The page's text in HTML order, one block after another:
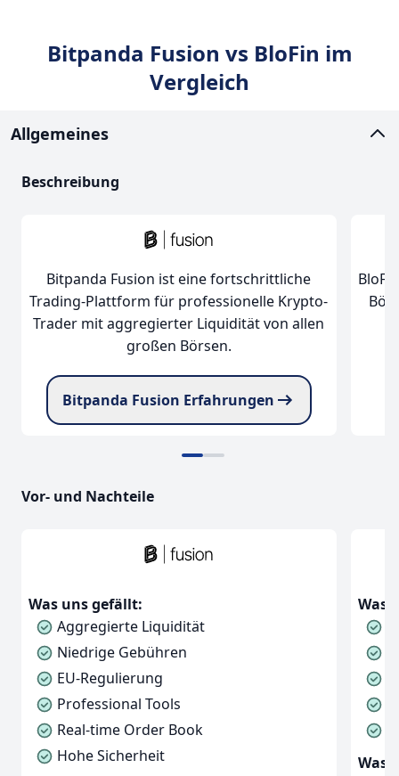
Bitpanda Fusion vs BloFin im
Vergleich
Allgemeines
Beschreibung
Bitpanda Fusion ist eine fortschrittliche
Trading-Plattform für professionelle Krypto-
Trader mit aggregierter Liquidität von allen
großen Börsen.
Bitpanda Fusion Erfahrungen
Vor- und Nachteile
Was uns gefällt:
Aggregierte Liquidität
Niedrige Gebühren
EU-Regulierung
Professional Tools
Real-time Order Book
Hohe Sicherheit
Was
Was